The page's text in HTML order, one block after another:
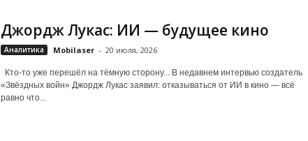
Джордж Лукас: ИИ — будущее кино
Аналитика Mobilaser - 20 июля, 2026
Кто‑то уже перешёл на тёмную сторону... В недавнем интервью создатель
«Звёздных войн» Джордж Лукас заявил: отказываться от ИИ в кино — всё
равно что...